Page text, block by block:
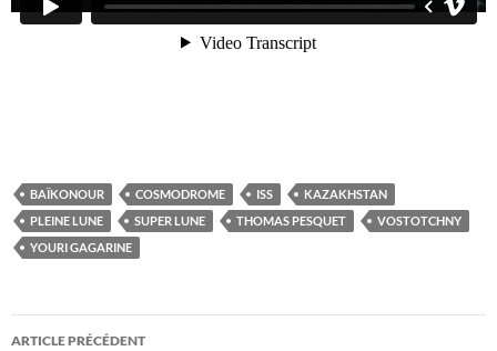
BAÏKONOUR COSMODROME ISS
KAZAKHSTAN
PLEINE LUNE
SUPER LUNE THOMAS PESQUET
VOSTOTCHNY
YOURI GAGARINE
Navigation
ARTICLE PRÉCÉDENT